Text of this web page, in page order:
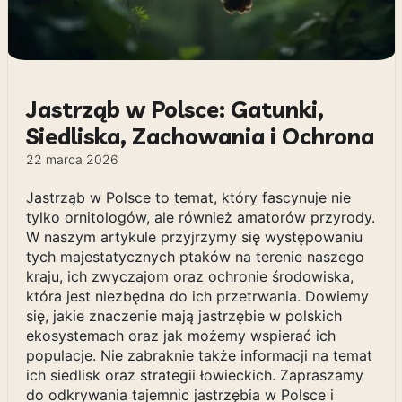
Jastrząb w Polsce: Gatunki,
Siedliska, Zachowania i Ochrona
22 marca 2026
Jastrząb w Polsce to temat, który fascynuje nie
tylko ornitologów, ale również amatorów przyrody.
W naszym artykule przyjrzymy się występowaniu
tych majestatycznych ptaków na terenie naszego
kraju, ich zwyczajom oraz ochronie środowiska,
która jest niezbędna do ich przetrwania. Dowiemy
się, jakie znaczenie mają jastrzębie w polskich
ekosystemach oraz jak możemy wspierać ich
populacje. Nie zabraknie także informacji na temat
ich siedlisk oraz strategii łowieckich. Zapraszamy
do odkrywania tajemnic jastrzębia w Polsce i